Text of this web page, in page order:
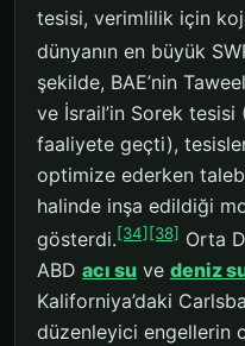
tesisi, verimlilik için
dünyanın en büyük
şekilde, BAE’nin
ve İsrail’in Sorek
faaliyete geçti),
optimize ederken
halinde inşa edildiği
gösterdi.[34] [38] Orta
ABD acı su ve deniz
Kaliforniya’daki
düzenleyici engellerin